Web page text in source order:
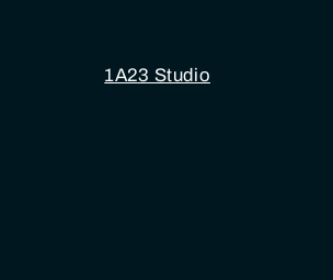
1A23 Studio